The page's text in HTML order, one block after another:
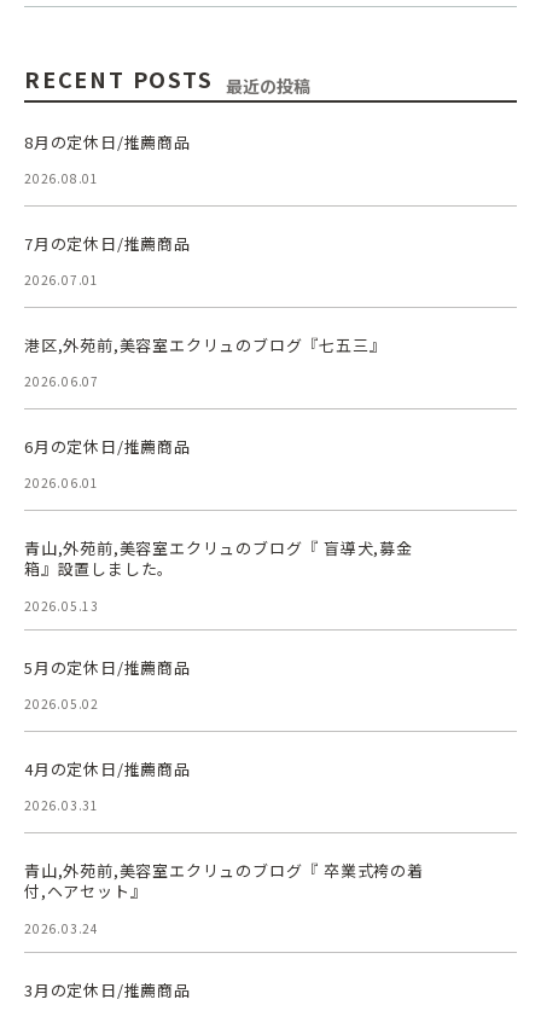
RECENT POSTS 最近の投稿
8月の定休日/推薦商品
2026.08.01
7月の定休日/推薦商品
2026.07.01
港区,外苑前,美容室エクリュのブログ『七五三』
2026.06.07
6月の定休日/推薦商品
2026.06.01
青山,外苑前,美容室エクリュのブログ『 盲導犬,募金
箱』設置しました。
2026.05.13
5月の定休日/推薦商品
2026.05.02
4月の定休日/推薦商品
2026.03.31
青山,外苑前,美容室エクリュのブログ『 卒業式袴の着
付,ヘアセット』
2026.03.24
3月の定休日/推薦商品